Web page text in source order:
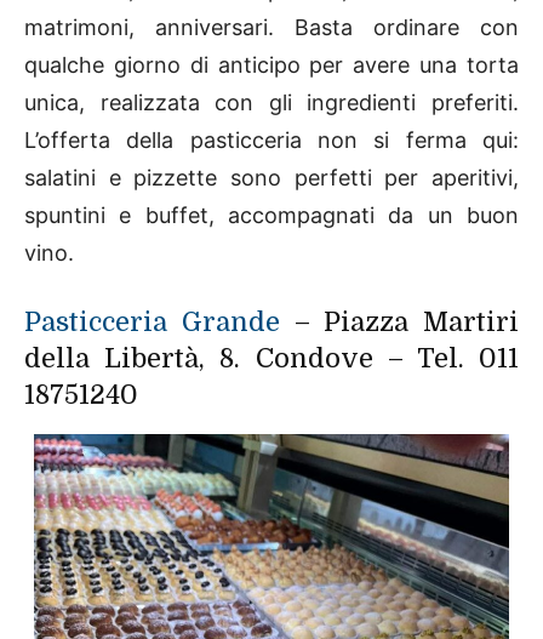
matrimoni, anniversari. Basta ordinare con
qualche giorno di anticipo per avere una torta
unica, realizzata con gli ingredienti preferiti.
L’offerta della pasticceria non si ferma qui:
salatini e pizzette sono perfetti per aperitivi,
spuntini e buffet, accompagnati da un buon
vino.
Pasticceria Grande – Piazza Martiri
della Libertà, 8. Condove – Tel. 011
18751240